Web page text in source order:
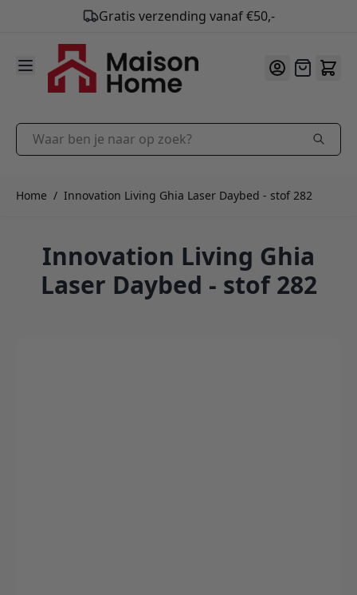
Gratis verzending vanaf €50,-
9.9/10
Ga naar de inhoud
Offerte
Waar ben je naar op zoek?
Home / Innovation Living Ghia Laser Daybed - stof 282
Innovation Living Ghia
Laser Daybed - stof 282